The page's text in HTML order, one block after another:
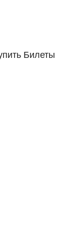
Билеты